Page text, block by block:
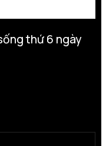
thứ 6 ngày